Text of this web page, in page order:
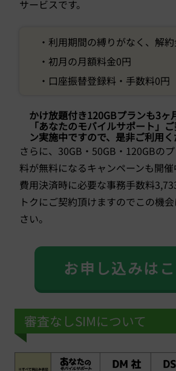
サービスです。
・利用期間の縛りがなく、解
・初月の月額料金0円
・口座振替登録料・手数料0円
かけ放題付き120GBプランも3ヶ
「あなたのモバイルサポート」
ン実施中ですので、是非ご利用く
さらに、30GB・50GB・120GBの
料が無料になるキャンペーンも開
費用決済時に必要な事務手数料
トクにご契約頂けますのでこの機
さい。
お申し込みは
審査なしSIMについて